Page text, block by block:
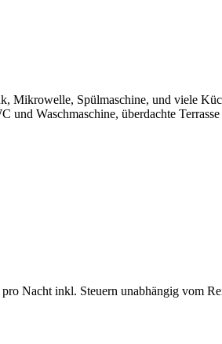
Spülmaschine, und viele
Waschmaschine, überdachte
Nacht inkl. Steuern unabhängig vom